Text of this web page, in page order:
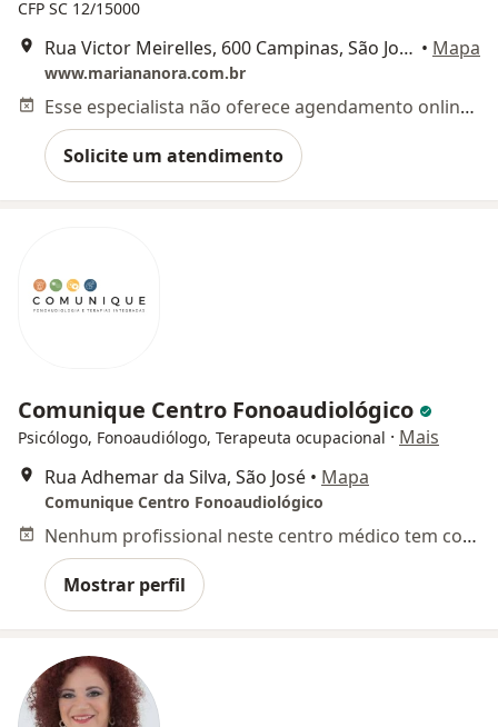
CFP SC 12/15000
Rua Victor Meirelles, 600 Campinas, São José, SC, São José • Mapa
www.mariananora.com.br
Esse especialista não oferece agendamento online para esse endereço.
Solicite um atendimento
Comunique Centro Fonoaudiológico
Psicólogo, Fonoaudiólogo, Terapeuta ocupacional · Mais
Rua Adhemar da Silva, São José • Mapa
Comunique Centro Fonoaudiológico
Nenhum profissional neste centro médico tem consultas disponíveis
Mostrar perfil